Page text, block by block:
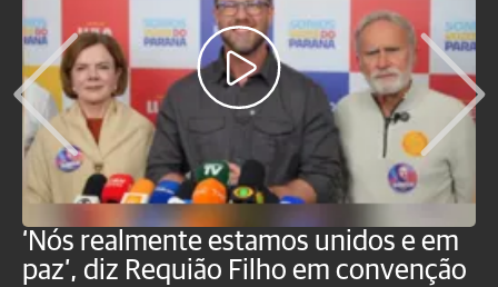
‘Nós realmente estamos unidos e em
paz’, diz Requião Filho em convenção